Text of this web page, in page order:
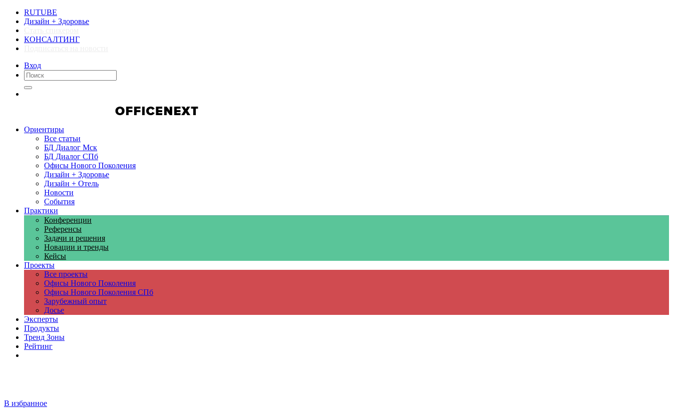
RUTUBE
Дизайн + Здоровье
КОНСАЛТИНГ
Вход
Ориентиры
Все статьи
БД Диалог Мск
БД Диалог СПб
Офисы Нового Поколения
Дизайн + Здоровье
Дизайн + Отель
Новости
События
Практики
Конференции
Референсы
Задачи и решения
Новации и тренды
Кейсы
Проекты
Все проекты
Офисы Нового Поколения
Офисы Нового Поколения СПб
Зарубежный опыт
Досье
Эксперты
Продукты
Тренд Зоны
Рейтинг
В избранное